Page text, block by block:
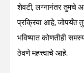
शेवटी, लग्नानंतर तुमचे
प्रक्रिया आहे,
भविष्यात कोणतीही
ठेवणे महत्त्वाचे आहे.